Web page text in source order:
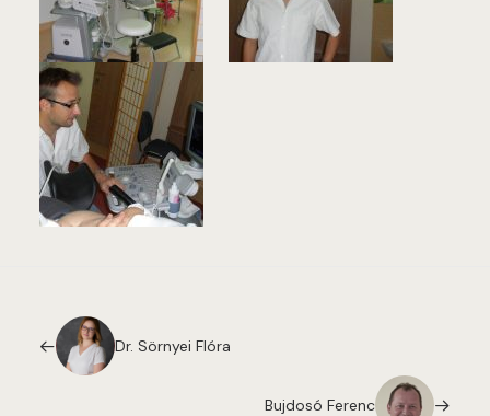
Dr. Sörnyei Flóra
Bujdosó Ferenc